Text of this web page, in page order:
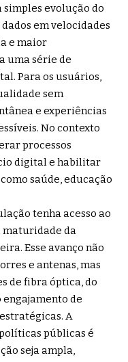
simples evolução do
em velocidades
e maior
uma série de
Para os usuários,
sem
e experiências
No contexto
processos
digital e habilitar
saúde, educação
tenha acesso ao
maturidade da
Esse avanço não
e antenas, mas
de fibra óptica, do
de
A
públicas é
seja ampla,